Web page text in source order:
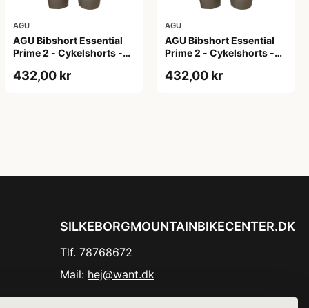
AGU
AGU Bibshort Essential
Prime 2 - Cykelshorts -
2XL
432,00 kr
AGU
AGU Bibshort Essential
Prime 2 - Cykelshorts -
432,00 kr
SILKEBORGMOUNTAINBIKECENTER.DK
Tlf. 78768672
Mail: hej@want.dk